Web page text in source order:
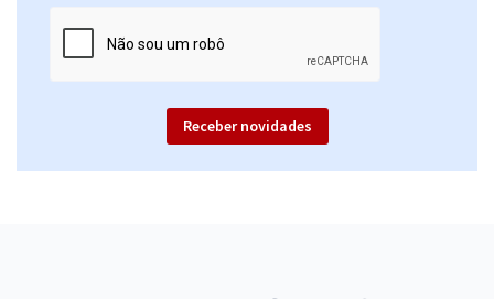
Receber novidades